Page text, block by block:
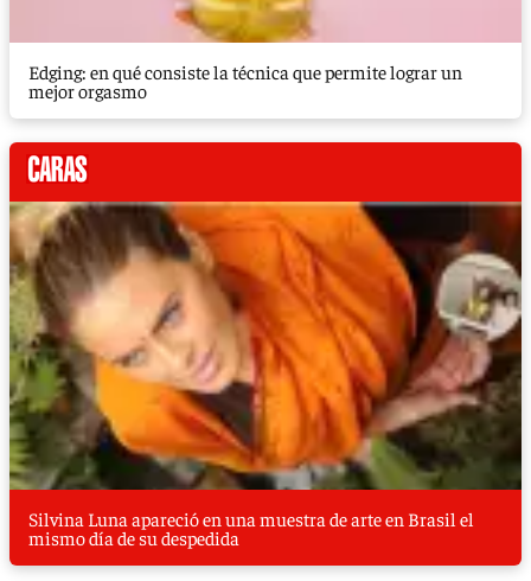
Edging: en qué consiste la técnica que permite lograr un
mejor orgasmo
Silvina Luna apareció en una muestra de arte en Brasil el
mismo día de su despedida